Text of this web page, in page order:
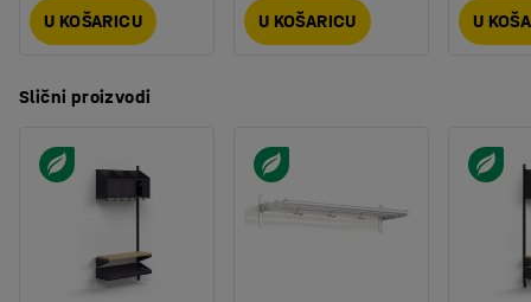
U KOŠARICU U KOŠARICU U
Slični proizvodi